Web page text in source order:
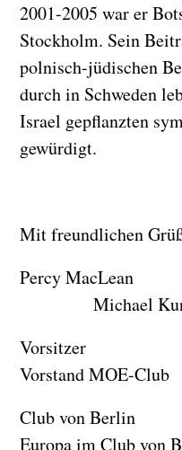
2001-2005 war er
Stockholm. Sein
polnisch-jüdischen
durch in Schweden
Israel gepflanzten
gewürdigt.
Mit freundlichen
Percy
Michael
Vorstand MOE-Club
Club von
Europa im Club von